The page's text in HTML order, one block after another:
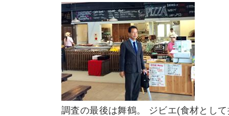
調査の最後は舞鶴。 ジビエ(食材とし